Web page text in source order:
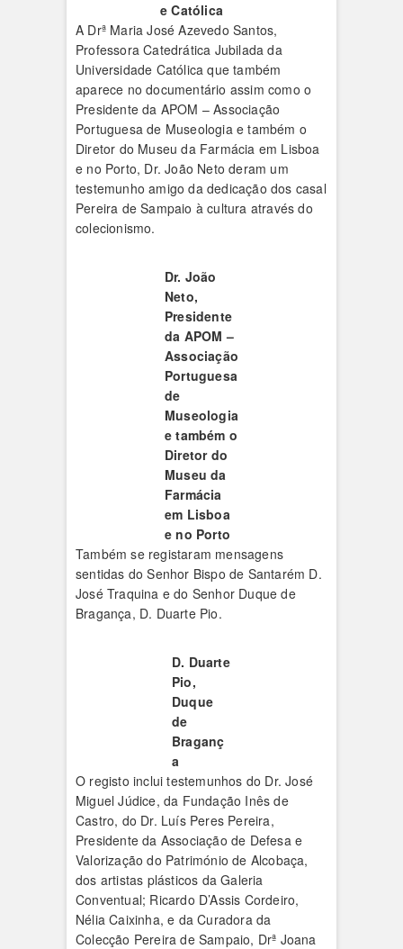
e Católica
A Drª Maria José Azevedo Santos,
Professora Catedrática Jubilada da
Universidade Católica que também
aparece no documentário assim como o
Presidente da APOM – Associação
Portuguesa de Museologia e também o
Diretor do Museu da Farmácia em Lisboa
e no Porto, Dr. João Neto deram um
testemunho amigo da dedicação dos casal
Pereira de Sampaio à cultura através do
colecionismo.
Dr. João
Neto,
Presidente
da APOM –
Associação
Portuguesa
de
Museologia
e também o
Diretor do
Museu da
Farmácia
em Lisboa
e no Porto
Também se registaram mensagens
sentidas do Senhor Bispo de Santarém D.
José Traquina e do Senhor Duque de
Bragança, D. Duarte Pio.
D. Duarte
Pio,
Duque
de
Braganç
a
O registo inclui testemunhos do Dr. José
Miguel Júdice, da Fundação Inês de
Castro, do Dr. Luís Peres Pereira,
Presidente da Associação de Defesa e
Valorização do Património de Alcobaça,
dos artistas plásticos da Galeria
Conventual; Ricardo D’Assis Cordeiro,
Nélia Caixinha, e da Curadora da
Colecção Pereira de Sampaio, Drª Joana